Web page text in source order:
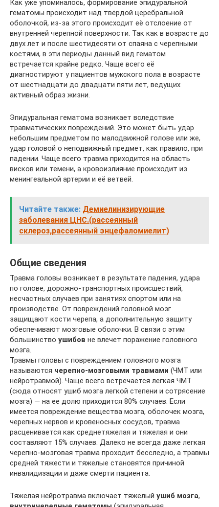
Как уже упоминалось, формирование эпидуральной
гематомы происходит над твёрдой церебральной
оболочкой, из-за этого происходит её отслоение от
внутренней черепной поверхности. Так как в возрасте до
двух лет и после шестидесяти от спаяна с черепными
костями, в эти периоды данный вид гематом
встречается крайне редко. Чаще всего её
диагностируют у пациентов мужского пола в возрасте
от шестнадцати до двадцати пяти лет, ведущих
активный образ жизни.
Эпидуральная гематома возникает вследствие
травматических повреждений. Это может быть удар
небольшим предметом по малодвижной голове или же,
удар головой о неподвижный предмет, как правило, при
падении. Чаще всего травма приходится на область
висков или темени, а кровоизлияние происходит из
менингеальной артерии и её ветвей.
Читайте также: Демиелинизирующие
заболевания ЦНС.(рассеянный
склероз,рассеянный энцефаломиелит)
Общие сведения
Травма головы возникает в результате падения, удара
по голове, дорожно-транспортных происшествий,
несчастных случаев при занятиях спортом или на
производстве. От повреждений головной мозг
защищают кости черепа, а дополнительную защиту
обеспечивают мозговые оболочки. В связи с этим
большинство ушибов не влечет поражение головного
мозга.
Травмы головы с повреждением головного мозга
называются черепно-мозговыми травмами (ЧМТ или
нейротравмой). Чаще всего встречается легкая ЧМТ
(сюда относят ушиб мозга легкой степени и сотрясение
мозга) — на ее долю приходится 80% случаев. Если
имеется повреждение вещества мозга, оболочек мозга,
черепных нервов и кровеносных сосудов, травма
расценивается как среднетяжелая и тяжелая и они
составляют 15% случаев. Далеко не всегда даже легкая
черепно-мозговая травма проходит бесследно, а травмы
средней тяжести и тяжелые становятся причиной
инвалидизации и даже смерти пациента.
Тяжелая нейротравма включает тяжелый ушиб мозга,